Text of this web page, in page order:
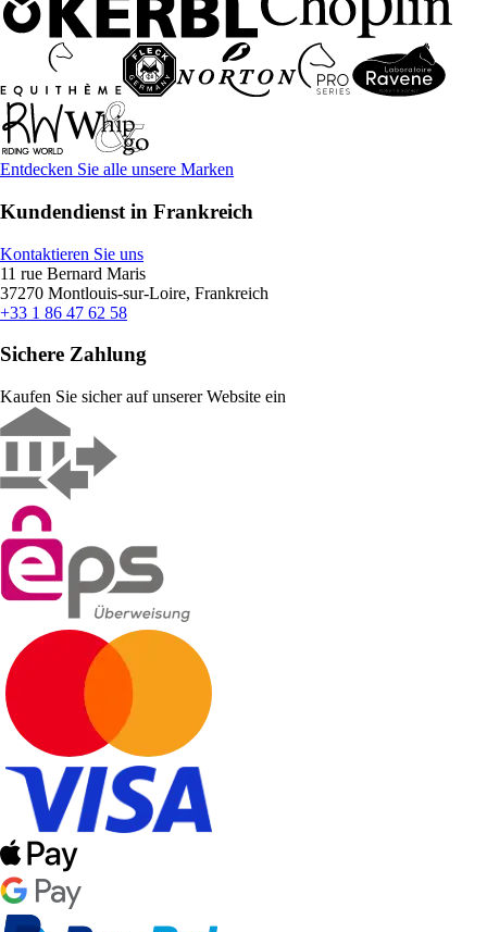
Entdecken Sie alle unsere Marken
Kundendienst in Frankreich
Kontaktieren Sie uns
11 rue Bernard Maris
37270 Montlouis-sur-Loire, Frankreich
+33 1 86 47 62 58
Sichere Zahlung
Kaufen Sie sicher auf unserer Website ein